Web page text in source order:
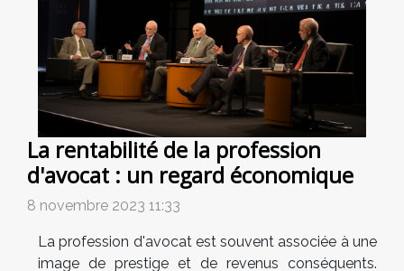
La rentabilité de la profession
d'avocat : un regard économique
8 novembre 2023 11:33
La profession d'avocat est souvent associée à une
image de prestige et de revenus conséquents.